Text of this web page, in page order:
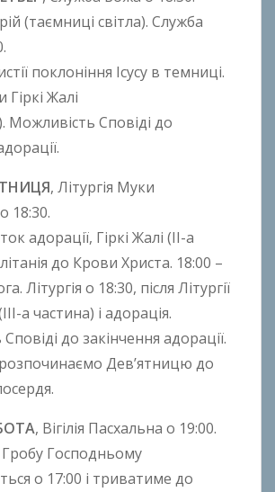
(таємниці світла). Служба
поклоніння Ісусу в темниці.
Гіркі Жалі
Можливість Сповіді до
, Літургія Муки
18:30.
адорації, Гіркі Жалі (ІІ-а
до Крови Христа. 18:00 –
Літургія о 18:30, після Літургії
а частина) і адорація.
до закінчення адорації.
Дев’ятницю до
, Вігілія Пасхальна о 19:00.
Господньому
о 17:00 і триватиме до